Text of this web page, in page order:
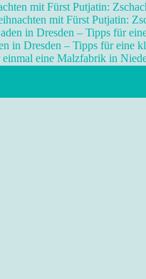
mit Fürst Putjatin:
mit Fürst Putjatin:
in Dresden – Tipps für
in Dresden – Tipps für eine
einmal eine Malzfabrik in